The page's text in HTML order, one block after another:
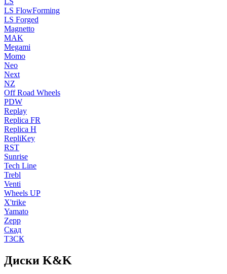
LS FlowForming
LS Forged
Magnetto
MAK
Megami
Momo
Neo
Next
NZ
Off Road Wheels
PDW
Replay
Replica FR
Replica H
RepliKey
RST
Sunrise
Tech Line
Trebl
Venti
Wheels UP
X'trike
Yamato
Zepp
Скад
ТЗСК
Диски K&K